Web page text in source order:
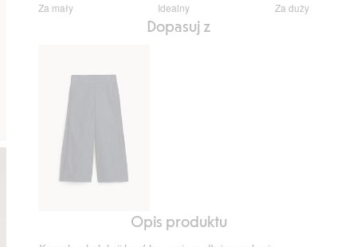
Za mały Idealny Za duży
na
głosów
Dopasuj z
Opis produktu